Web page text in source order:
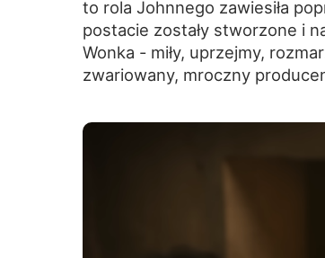
to rola Johnnego zawiesiła
postacie zostały stworzone i
Wonka - miły, uprzejmy,
zwariowany, mroczny